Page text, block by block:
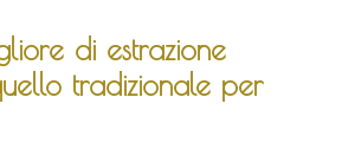
di estrazione
tradizionale per